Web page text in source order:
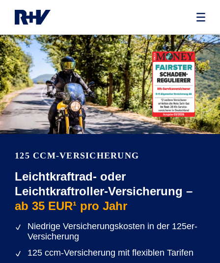
125 CCM-VERSICHERUNG
Leichtkraftrad- oder
Leichtkraftroller-Versicherung –
ab 35 EUR¹ pro Jahr
Niedrige Versicherungskosten in der 125er-
Versicherung
125 ccm-Versicherung mit flexiblen Tarifen